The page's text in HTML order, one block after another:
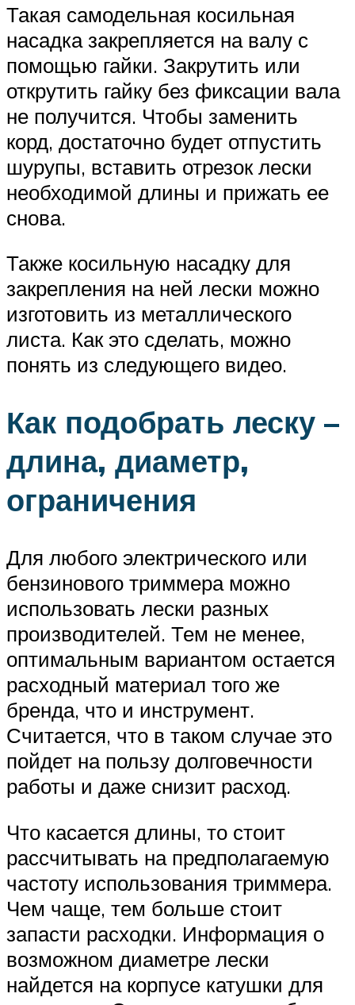
Такая самодельная косильная
насадка закрепляется на валу с
помощью гайки. Закрутить или
открутить гайку без фиксации вала
не получится. Чтобы заменить
корд, достаточно будет отпустить
шурупы, вставить отрезок лески
необходимой длины и прижать ее
снова.
Также косильную насадку для
закрепления на ней лески можно
изготовить из металлического
листа. Как это сделать, можно
понять из следующего видео.
Как подобрать леску –
длина, диаметр,
ограничения
Для любого электрического или
бензинового триммера можно
использовать лески разных
производителей. Тем не менее,
оптимальным вариантом остается
расходный материал того же
бренда, что и инструмент.
Считается, что в таком случае это
пойдет на пользу долговечности
работы и даже снизит расход.
Что касается длины, то стоит
рассчитывать на предполагаемую
частоту использования триммера.
Чем чаще, тем больше стоит
запасти расходки. Информация о
возможном диаметре лески
найдется на корпусе катушки для